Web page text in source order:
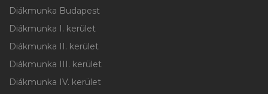
Diákmunka Budapest
Diákmunka I. kerület
Diákmunka II. kerület
Diákmunka III. kerület
Diákmunka IV. kerület